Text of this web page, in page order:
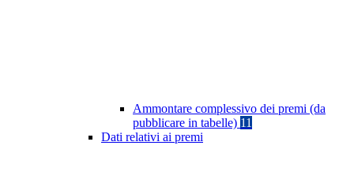
Ammontare complessivo dei premi (da
pubblicare in tabelle) 11
Dati relativi ai premi